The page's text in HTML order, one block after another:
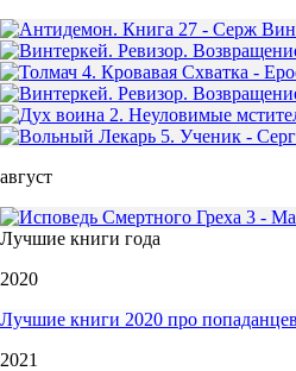
август
Лучшие книги года
2020
Лучшие книги 2020 про попаданцев
2021